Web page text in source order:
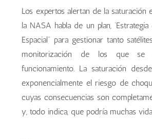
Los expertos alertan de la saturación
la NASA habla de un plan,
Espacial” para gestionar tanto
monitorización de los que se
funcionamiento. La saturación
exponencialmente el riesgo de
cuyas consecuencias son
y, todo indica, que podría muchas